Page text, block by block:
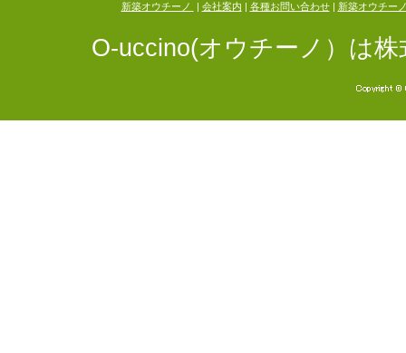
新築オウチーノ 会社案内 各種お問い合わせ| 新築オウチー
O-uccino(オウチーノ）は